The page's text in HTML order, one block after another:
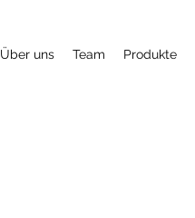
Über uns Team Produkte